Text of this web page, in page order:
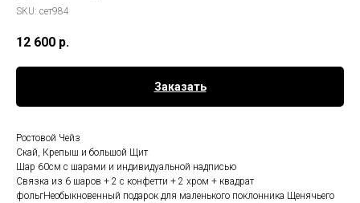
SKU: сет984
12 600 р.
Заказать
Ростовой Чейз
Скай, Крепыш и большой Щит
Шар 60см с шарами и индивидуальной надписью
Связка из 6 шаров + 2 с конфетти + 2 хром + квадрат
фольгНеобыкновенный подарок для маленького поклонника Щенячьего